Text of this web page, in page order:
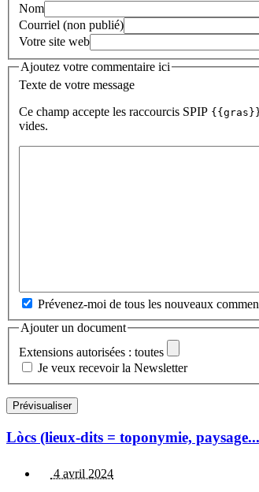
Nom
Courriel (non publié)
Votre site web
Ajoutez votre commentaire ici
Texte de votre message
Ce champ accepte les raccourcis SPIP
vides.
Prévenez-moi de tous les nouveaux
Ajouter un document
Extensions autorisées : toutes
Je veux recevoir la Newsletter
Lòcs (lieux-dits = toponymie,
4 avril 2024